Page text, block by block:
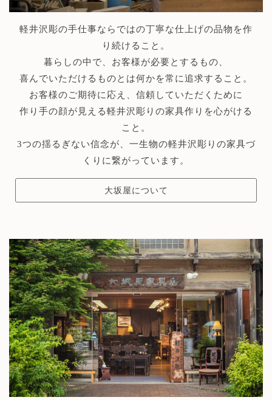
軽井沢彫の手仕事ならではの丁寧な仕上げの品物を作
り続けること。
暮らしの中で、お客様が必要とするもの、
喜んでいただけるものとは何かを常に追求すること。
お客様のご期待に応え、信頼していただくために
作り手の顔が見える軽井沢彫りの家具作りを心がける
こと。
3つの揺るぎない信念が、一生物の軽井沢彫りの家具づ
くりに繋がっています。
大坂屋について